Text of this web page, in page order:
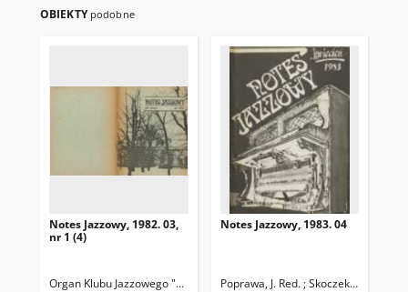
OBIEKTY podobne
Notes Jazzowy, 1982. 03,
nr 1 (4)
Organ Klubu Jazzowego "Rotunda" Skoczek, T. Red.
Notes Jazzowy, 1983. 04
Poprawa, J. Red. ; Skoczek T. Red.